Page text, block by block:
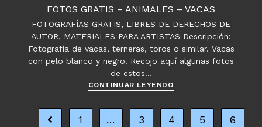
Animales
Gallinas
FOTOS GRATIS – ANIMALES – VACAS
FOTOGRAFÍAS GRATIS, LIBRES DE DERECHOS DE
AUTOR, MATERIALES PARA ARTISTAS Descripción:
Fotografía de vacas, terneras, toros o similar. Vacas
con pelo blanco y negro. Recojo aquí algunas fotos
de estos…
CONTINUAR LEYENDOFotos
–
Animales
Ir a la página anterior
1 … 3 4 5
6